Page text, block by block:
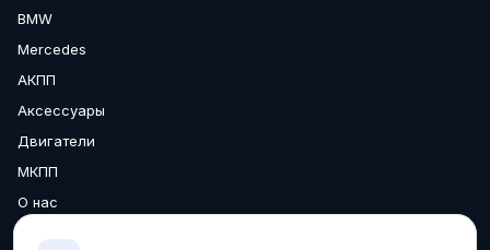
BMW
Mercedes
АКПП
Аксессуары
Двигатели
МКПП
О нас